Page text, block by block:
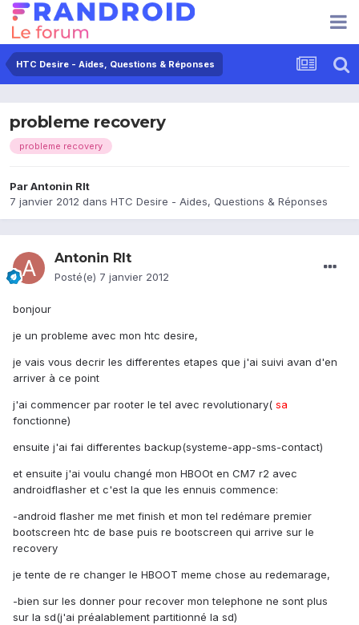
HTC Desire - Aides, Questions & Réponses
probleme recovery
probleme recovery
ParAntonin Rlt
7 janvier 2012 dans HTC Desire - Aides, Questions & Réponses
Antonin Rlt
Posté(e) 7 janvier 2012
bonjour
je un probleme avec mon htc desire,
je vais vous decrir les differentes etapes que j'ai suivi avan d'en
arriver à ce point
j'ai commencer par rooter le tel avec revolutionary( sa
fonctionne)
ensuite j'ai fai differentes backup(systeme-app-sms-contact)
et ensuite j'ai voulu changé mon HBOOt en CM7 r2 avec
androidflasher et c'est la que les ennuis commence:
-android flasher me met finish et mon tel redémare premier
bootscreen htc de base puis re bootscreen qui arrive sur le
recovery
je tente de re changer le HBOOT meme chose au redemarage,
-bien sur les donner pour recover mon telephone ne sont plus
sur la sd(j'ai préalablement partitionné la sd)